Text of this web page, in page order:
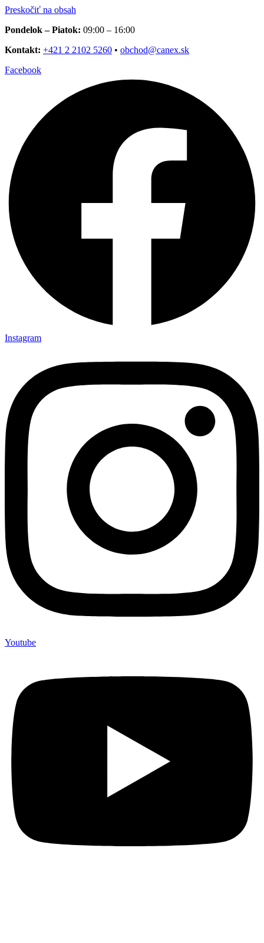
Preskočiť na obsah
Pondelok – Piatok: 09:00 – 16:00
Kontakt: +421 2 2102 5260 • obchod@canex.sk
Facebook
Instagram
Youtube